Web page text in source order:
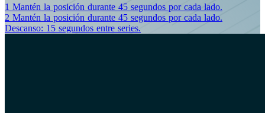
1 Mantén la posición durante 45 segundos por cada lado.
2 Mantén la posición durante 45 segundos por cada lado.
Descanso: 15 segundos entre series.